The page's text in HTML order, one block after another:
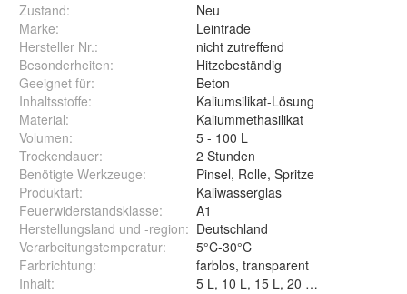
Zustand:
Neu
Marke:
Leintrade
Hersteller Nr.:
nicht zutreffend
Besonderheiten:
Hitzebeständig
Geeignet für:
Beton
Inhaltsstoffe:
Kaliumsilikat-Lösung
Material:
Kaliummethasilikat
Volumen:
5 - 100 L
Trockendauer:
2 Stunden
Benötigte Werkzeuge:
Pinsel, Rolle, Spritze
Produktart:
Kaliwasserglas
Feuerwiderstandsklasse:
A1
Herstellungsland und -region: Deutschland
Verarbeitungstemperatur:
5°C-30°C
Farbrichtung:
farblos, transparent
Inhalt: